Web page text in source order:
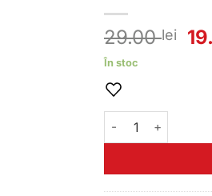
29.00lei
În stoc
Cantitate Camera